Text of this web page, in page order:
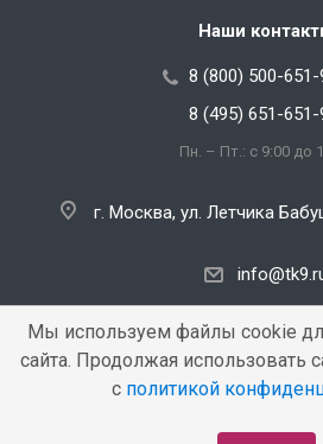
Наши
8 (800) 500-651-
8 (495) 651-651-
Пн. – Пт.: с 9:00 до
г. Москва, ул. Летчика
Copyright © 2000 — 2026 «TK9».
Мы используем файлы cookie
сайта. Продолжая использовать
с политикой